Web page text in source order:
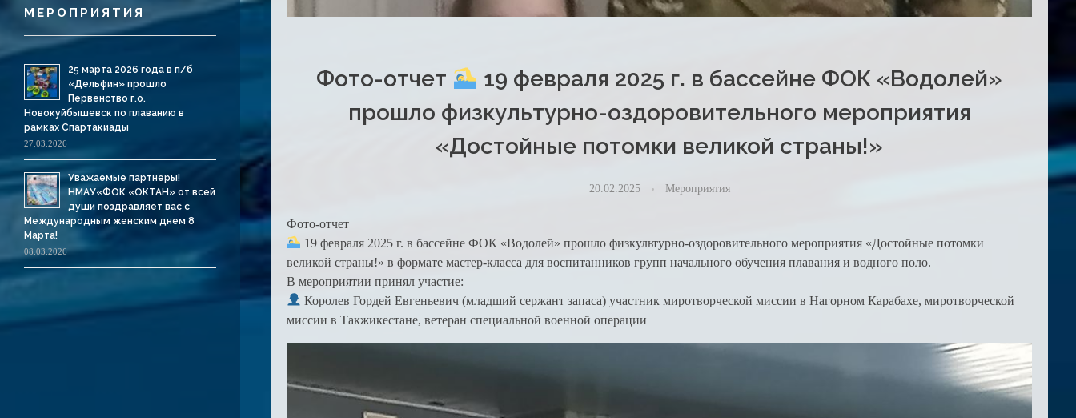
Фото-отчет
19 февраля 2025 г. в бассейне ФОК «Водолей»
прошло физкультурно-оздоровительного мероприятия
«Достойные потомки великой страны!»
20.02.2025 Мероприятия
Фото-отчет
19 февраля 2025 г. в бассейне ФОК «Водолей» прошло физкультурно-оздоровительного мероприятия «Достойные потомки
великой страны!» в формате мастер-класса для воспитанников групп начального обучения плавания и водного поло.
В мероприятии принял участие:
Королев Гордей Евгеньевич (младший сержант запаса) участник миротворческой миссии в Нагорном Карабахе, миротворческой
миссии в Такжикестане, ветеран специальной военной операции
МЕРОПРИЯТИЯ
25 марта 2026 года в п/б
«Дельфин» прошло
Первенство г.о.
Новокуйбышевск по плаванию в
рамках Спартакиады
27.03.2026
Уважаемые партнеры!
НМАУ«ФОК «ОКТАН» от всей
души поздравляет вас с
Международным женским днем 8
Марта!
08.03.2026